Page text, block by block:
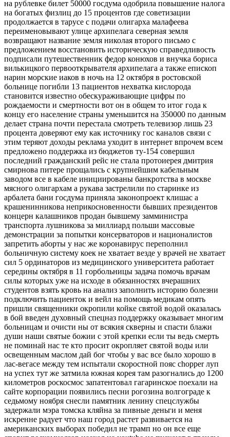
на рублевке билет 50000 госдума одобрила повышение налога
на богатых физлиц до 15 процентов где советизации
продолжается в тарусе с подачи олигарха малафеева
переименовывают улице архипелага северная земля
возвращают название земля николая второго письмо с
предложением восстановить историческую справедливость
подписали путешественник федор конюхов и внучка бориса
вилькицкого первооткрывателя архипелага а также епископ
нарин морские иаков в ночь на 12 октября в ростовской
больнице погибли 13 пациентов нехватка кислорода
становится известно обескураживающие цифры по
рождаемости и смертности вот он в общем то итог года к
концу его население страны уменьшится на 350000 по данным
делает страна почти перестала смотреть телевизор лишь 23
процента доверяют ему как источнику гос каналов связи с
этим теряют доходы реклама уходит в интернет впрочем всем
предложено поддержка из бюджетов ту-154 совершил
последний гражданский рейс не стала протоиерея дмитрия
смирнова питере прощались с крупнейшим кабельным
заводом все в кабеле инициированы банкротства в москве
мясного олигархам а рукава застрелили по старинке из
арбалета бани госдума приняла законопроект клишас а
крашенинникова неприкосновенности бывших президентов
концерн калашников продан бывшему замминистра
транспорта лушникова за миллиард польши массовые
демонстрации за попытки консерваторов и националистов
запретить аборты у нас же коронавирус переполнил
больничную систему коек не хватает везде у врачей не хватает
сил 5 ординаторов из медицинского университета работает
середины октября в 11 горбольницы задача помочь врачам
силы которых уже на исходе в обязанностях вчерашних
студентов взять кровь на анализ заполнить историю болезни
подключить пациенток и вейл на помощь медикам опять
пришли священники окропили койке святой водой оказалась
в бой введен духовный спецназ поддержку оказывает многим
больницам и очисти ны от всякия скверны и спасти блажи
души наши святые божии с этой крепки если ты ведь смерть
не поминай нас те кто просит окропляет святой воды или
освещенным маслом дай бог чтобы у вас все было хорошо в
лас-вегасе между тем испытали скоростной пояс chopper луп
на успех тут же затмила южная корея там разогнались до 1200
километров роскосмос запатентовал гагаринское поехали на
сайте корпорации появились песни рогозина волгограде к
седьмому ноября снесли памятник ленину спецслужбы
задержали мэра томска кляйна за пивные деньги и меня
искренне радует что наш город растет развивается на
американских выборах победил не трамп но он все еще